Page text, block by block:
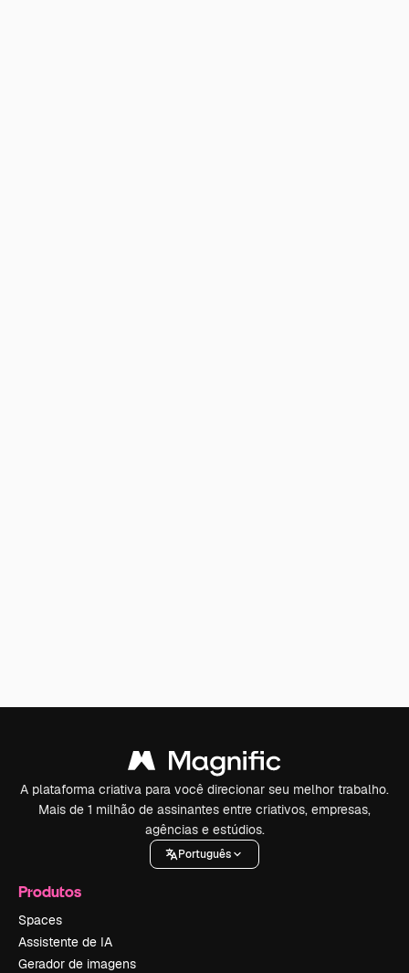
A plataforma criativa para você direcionar seu melhor trabalho.
Mais de 1 milhão de assinantes entre criativos, empresas,
agências e estúdios.
Português
Produtos
Spaces
Assistente de IA
Gerador de imagens